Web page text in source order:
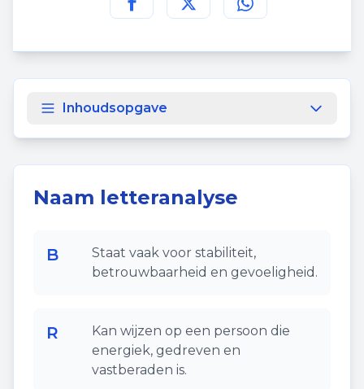
Deel deze pagina op
Deel deze pagina op
Deel deze pagina
Inhoudsopgave
Naam letteranalyse
B
Staat vaak voor stabiliteit,
betrouwbaarheid en gevoeligheid.
R
Kan wijzen op een persoon die
energiek, gedreven en
vastberaden is.